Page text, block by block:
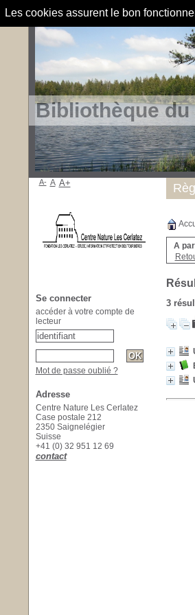
Les cookies assurent le bon
Bibliothèque du
A
3
A- A A+
Se connecter
accéder à votre compte de
lecteur
Mot de passe oublié ?
Adresse
Centre Nature Les Cerlatez
Case postale 212
2350 Saignelégier
Suisse
+41 (0) 32 951 12 69
contact